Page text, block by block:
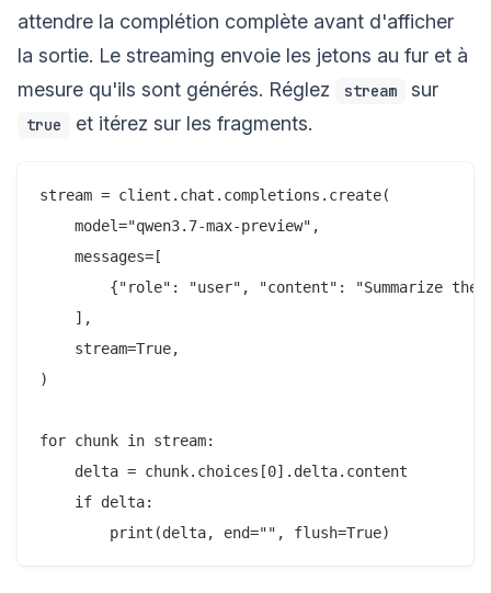
attendre la complétion complète avant d'afficher
la sortie. Le streaming envoie les jetons au fur et à
mesure qu'ils sont générés. Réglez
stream sur
true et itérez sur les fragments.
stream = client.chat.completions.create(
    model="qwen3.7-max-preview",
    messages=[
{"role": "user", "content": "Summarize the
    ],
    stream=True,
)
for chunk in stream:
    delta = chunk.choices[0].delta.content
    if delta: